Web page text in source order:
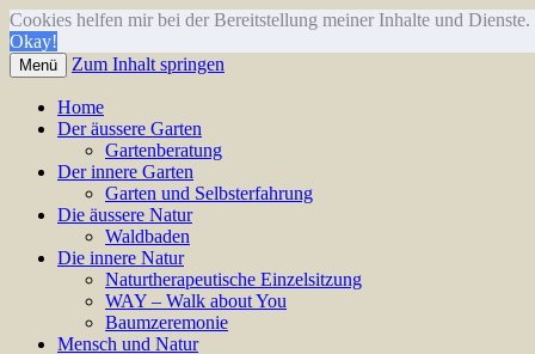
Cookies helfen mir bei der Bereitstellung meiner Inhalte und
Okay!
Der innere und der äussere
Menü Zum Inhalt springen
Home
Der äussere Garten
Gartenberatung
Der innere Garten
Garten und Selbsterfahrung
Die äussere Natur
Waldbaden
Die innere Natur
Naturtherapeutische Einzelsitzung
WAY – Walk about You
Baumzeremonie
Mensch und Natur